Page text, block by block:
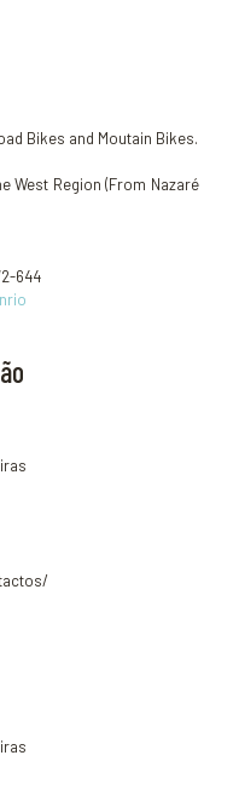
Bikes and Moutain Bikes.
West Region (From Nazaré
644